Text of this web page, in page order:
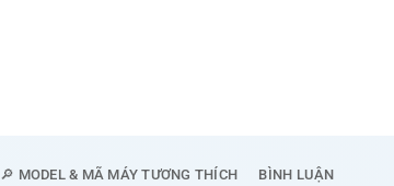
🔎 MODEL & MÃ MÁY TƯƠNG THÍCH BÌNH LUẬN